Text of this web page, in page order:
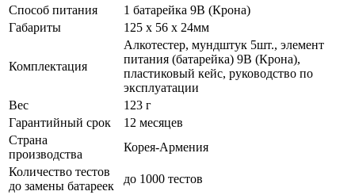
Способ питания
1 батарейка 9В (Крона)
Габариты
125 x 56 x 24мм
Комплектация
Алкотестер, мундштук 5шт., элемент
питания (батарейка) 9В (Крона),
пластиковый кейс, руководство по
эксплуатации
Вес
123 г
Гарантийный срок
12 месяцев
Страна
производства
Корея-Армения
Количество тестов
до замены батареек
до 1000 тестов